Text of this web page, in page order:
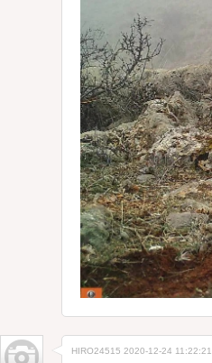
HIRO24515 2020-12-24 11:22:21